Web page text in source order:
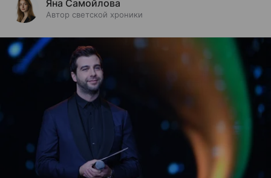
Яна Самойлова
Автор светской хроники